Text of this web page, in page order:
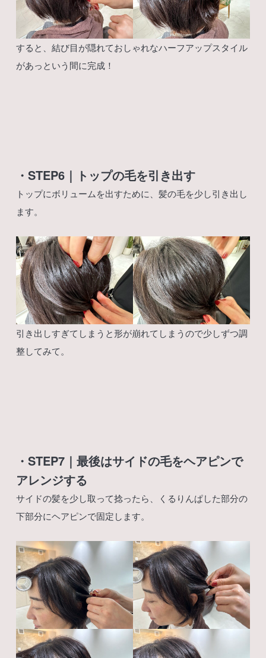
すると、結び目が隠れておしゃれなハーフアップスタイル
があっという間に完成！
・STEP6｜トップの毛を引き出す
トップにボリュームを出すために、髪の毛を少し引き出し
ます。
引き出しすぎてしまうと形が崩れてしまうので少しずつ調
整してみて。
・STEP7｜最後はサイドの毛をヘアピンで
アレンジする
サイドの髪を少し取って捻ったら、くるりんぱした部分の
下部分にヘアピンで固定します。